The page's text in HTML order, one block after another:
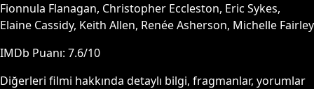
Fionnula Flanagan, Christopher Eccleston, Eric Sykes,
Elaine Cassidy, Keith Allen, Renée Asherson, Michelle Fairley
IMDb Puanı: 7.6/10
Diğerleri filmi hakkında detaylı bilgi, fragmanlar, yorumlar